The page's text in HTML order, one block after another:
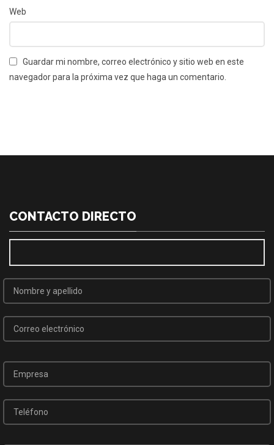
Web
Guardar mi nombre, correo electrónico y sitio web en este
navegador para la próxima vez que haga un comentario.
CONTACTO DIRECTO